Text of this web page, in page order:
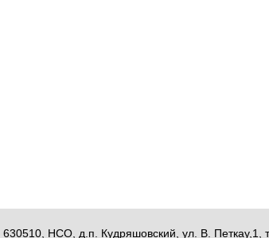
630510, НСО, д.п. Кудряшовский, ул. В.